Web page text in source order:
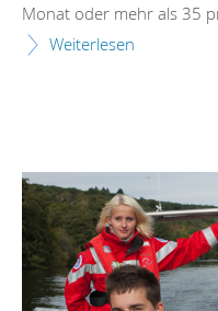
Monat oder mehr als 35
Weiterlesen